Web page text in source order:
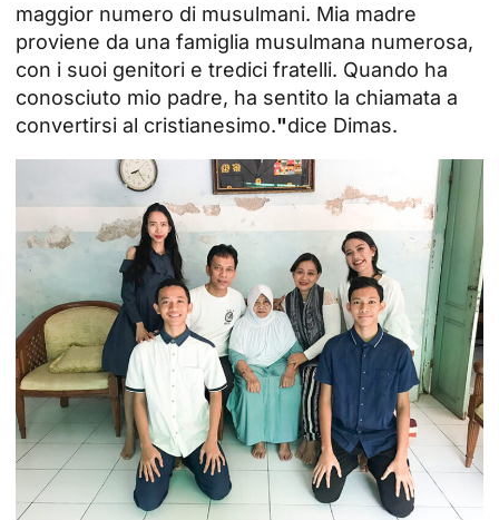
maggior numero di musulmani. Mia madre
proviene da una famiglia musulmana numerosa,
con i suoi genitori e tredici fratelli. Quando ha
conosciuto mio padre, ha sentito la chiamata a
convertirsi al cristianesimo."dice Dimas.